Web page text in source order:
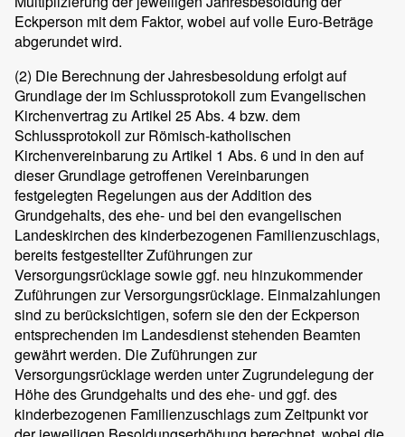
Eckperson mit dem Faktor, wobei auf volle Euro-Beträge
abgerundet wird.
(2) Die Berechnung der Jahresbesoldung erfolgt auf
Grundlage der im Schlussprotokoll zum Evangelischen
Kirchenvertrag zu Artikel 25 Abs. 4 bzw. dem
Schlussprotokoll zur Römisch-katholischen
Kirchenvereinbarung zu Artikel 1 Abs. 6 und in den auf
dieser Grundlage getroffenen Vereinbarungen
festgelegten Regelungen aus der Addition des
Grundgehalts, des ehe- und bei den evangelischen
Landeskirchen des kinderbezogenen Familienzuschlags,
bereits festgestellter Zuführungen zur
Versorgungsrücklage sowie ggf. neu hinzukommender
Zuführungen zur Versorgungsrücklage. Einmalzahlungen
sind zu berücksichtigen, sofern sie den der Eckperson
entsprechenden im Landesdienst stehenden Beamten
gewährt werden. Die Zuführungen zur
Versorgungsrücklage werden unter Zugrundelegung der
Höhe des Grundgehalts und des ehe- und ggf. des
kinderbezogenen Familienzuschlags zum Zeitpunkt vor